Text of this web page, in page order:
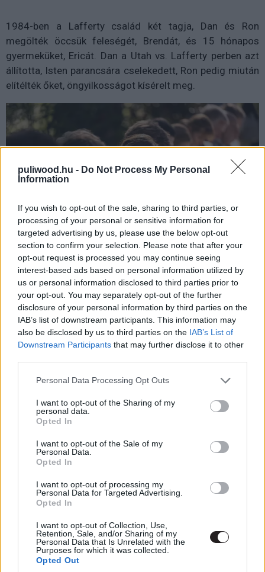
puliwood.hu - Do Not Process My Personal
Information
If you wish to opt-out of the sale, sharing to third parties, or
processing of your personal or sensitive information for
targeted advertising by us, please use the below opt-out
section to confirm your selection. Please note that after your
opt-out request is processed you may continue seeing
interest-based ads based on personal information utilized by
us or personal information disclosed to third parties prior to
your opt-out. You may separately opt-out of the further
disclosure of your personal information by third parties on the
IAB’s list of downstream participants. This information may
also be disclosed by us to third parties on the IAB’s List of
Downstream Participants that may further disclose it to other
Please note that this website/app uses one or more Google
not limited to your visit or usage behaviour. You may click to
grant or deny consent to Google and its third-party tags to
use your data for below specified purposes in below Google
consent section.
Personal Data Processing Opt Outs
I want to opt-out of the Sharing of my
personal data.
Opted In
I want to opt-out of the Sale of my
Personal Data.
Opted In
I want to opt-out of processing my
Personal Data for Targeted Advertising.
Opted In
I want to opt-out of Collection, Use,
Retention, Sale, and/or Sharing of my
Personal Data that Is Unrelated with the
Purposes for which it was collected.
Opted Out
1984-ben a Lafferty család két tagja, Dan és Ron
megölték öccsük feleségét, Brendát, és 15 hónapos
gyermeküket, Ericát. Dan a Utah vs. Lafferty perben azt
állította, Isten parancsára cselekedett, Ron pedig miután
elítélték őket, öngyilkosságot kísérelt meg.
Az Under the Banner of Heaven egy vallási mozgalom
segítségével a mélyére ás a fanatizmusnak,
megkérdőjelezi a hit erejét és fontosságát, valamint a
kinyilatkoztatások önkényességét, a minisorozatban
megjelenő konfliktusok azonban nem terjednek tovább a
képernyőről. A sorozat szereplői, témái, érvelései
kiegyensúlyozottak, és bár egyértelmű állásfoglalás
csatájában, nem próbál feszültséget szítani a való
életben, ezért nem kell attól tartanunk, hogy lehetséges
gyűlölködés táptalajául szolgálhat.
Rengeteg hír, cikk és kritika vár ezen kívül is a
kiválogatjuk neked azokat, amikről biztosan nem
akarsz lemaradni.